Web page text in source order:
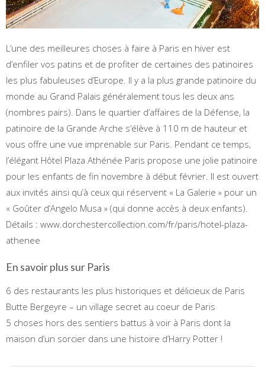
L’une des meilleures choses à faire à Paris en hiver est
d’enfiler vos patins et de profiter de certaines des patinoires
les plus fabuleuses d’Europe. Il y a la plus grande patinoire du
monde au Grand Palais généralement tous les deux ans
(nombres pairs). Dans le quartier d’affaires de la Défense, la
patinoire de la Grande Arche s’élève à 110 m de hauteur et
vous offre une vue imprenable sur Paris. Pendant ce temps,
l’élégant Hôtel Plaza Athénée Paris propose une jolie patinoire
pour les enfants de fin novembre à début février. Il est ouvert
aux invités ainsi qu’à ceux qui réservent « La Galerie » pour un
« Goûter d’Angelo Musa » (qui donne accès à deux enfants).
Détails : www.dorchestercollection.com/fr/paris/hotel-plaza-
athenee
En savoir plus sur Paris
6 des restaurants les plus historiques et délicieux de Paris
Butte Bergeyre – un village secret au coeur de Paris
5 choses hors des sentiers battus à voir à Paris dont la
maison d’un sorcier dans une histoire d’Harry Potter !